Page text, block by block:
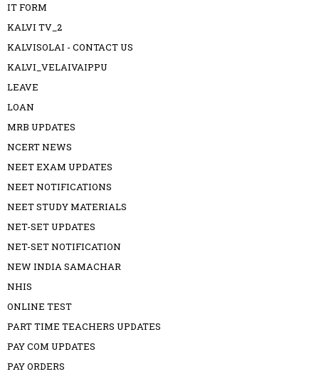
IT FORM
KALVI TV_2
KALVISOLAI - CONTACT US
KALVI_VELAIVAIPPU
LEAVE
LOAN
MRB UPDATES
NCERT NEWS
NEET EXAM UPDATES
NEET NOTIFICATIONS
NEET STUDY MATERIALS
NET-SET UPDATES
NET-SET NOTIFICATION
NEW INDIA SAMACHAR
NHIS
ONLINE TEST
PART TIME TEACHERS UPDATES
PAY COM UPDATES
PAY ORDERS